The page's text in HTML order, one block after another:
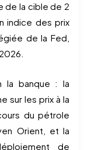
de la cible de 2
indice des prix
de la Fed,
la banque : la
sur les prix à la
du pétrole
Orient, et la
de